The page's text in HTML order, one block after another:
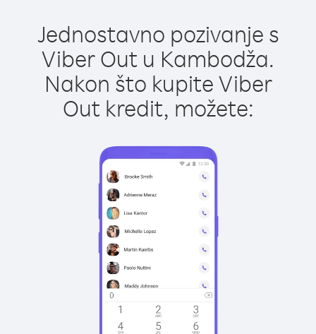
Jednostavno pozivanje s
Viber Out u Kambodža.
Nakon što kupite Viber
Out kredit, možete: